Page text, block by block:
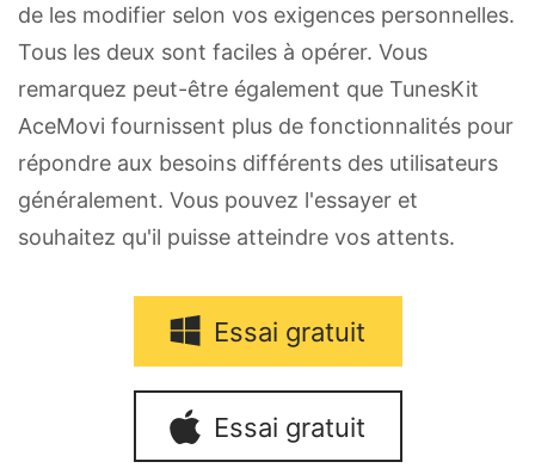
de les modifier selon vos exigences personnelles.
Tous les deux sont faciles à opérer. Vous
remarquez peut-être également que TunesKit
AceMovi fournissent plus de fonctionnalités pour
répondre aux besoins différents des utilisateurs
généralement. Vous pouvez l'essayer et
souhaitez qu'il puisse atteindre vos attents.
Essai gratuit
Essai gratuit